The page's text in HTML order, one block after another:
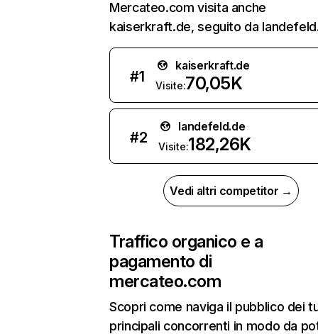
Mercateo.com visita anche
kaiserkraft.de, seguito da
#1
kaiserkraft.de
Visite:70,05K
#2
landefeld.de
Visite:182,26K
Vedi altri competitor →
Traffico organico e a
pagamento di
mercateo.com
Scopri come naviga il pubblico dei
principali concorrenti in modo da